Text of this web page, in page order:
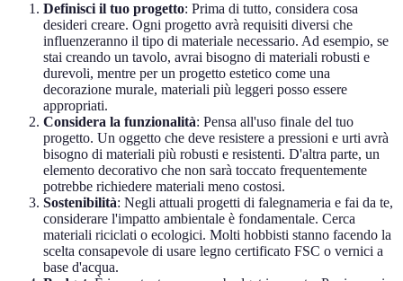
Definisci il tuo progetto: Prima di tutto, considera cosa
desideri creare. Ogni progetto avrà requisiti diversi che
influenzeranno il tipo di materiale necessario. Ad esempio, se
stai creando un tavolo, avrai bisogno di materiali robusti e
durevoli, mentre per un progetto estetico come una
decorazione murale, materiali più leggeri posso essere
appropriati.
Considera la funzionalità: Pensa all'uso finale del tuo
progetto. Un oggetto che deve resistere a pressioni e urti avrà
bisogno di materiali più robusti e resistenti. D'altra parte, un
elemento decorativo che non sarà toccato frequentemente
potrebbe richiedere materiali meno costosi.
Sostenibilità: Negli attuali progetti di falegnameria e fai da te,
considerare l'impatto ambientale è fondamentale. Cerca
materiali riciclati o ecologici. Molti hobbisti stanno facendo la
scelta consapevole di usare legno certificato FSC o vernici a
base d'acqua.